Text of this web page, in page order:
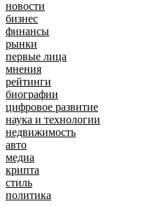
новости
бизнес
финансы
рынки
первые лица
мнения
рейтинги
биографии
цифровое развитие
наука и технологии
недвижимость
авто
медиа
крипта
стиль
политика